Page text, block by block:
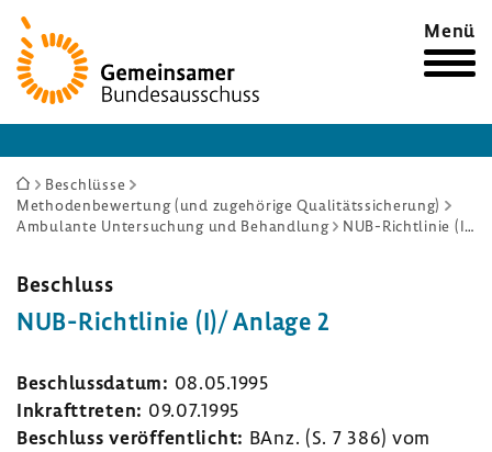
Zur
Startseite
Menü
Sie
sind
Beschlüsse
Methodenbewertung (und zugehörige Qualitätssicherung)
Ambulante Untersuchung und Behandlung
NUB-Richtlinie (I)/ Anlage 2
Beschluss
NUB-​Richtlinie (I)/ Anlage 2
Beschluss­datum: 08.05.1995
Inkraft­treten: 09.07.1995
Beschluss veröf­fent­licht: BAnz. (S. 7 386) vom